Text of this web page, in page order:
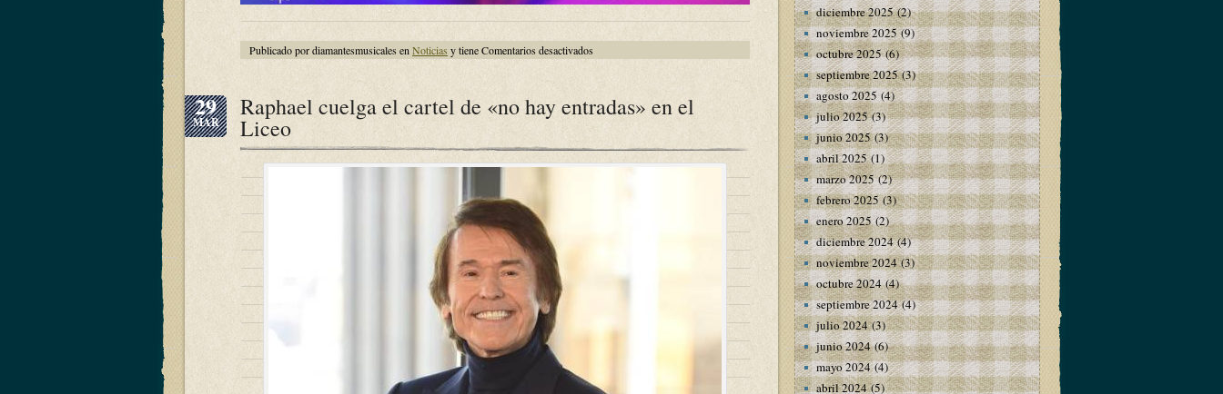
Publicado por diamantesmusicales en Noticias y tieneComentarios desactivados
Hay
Londres
para
Macca
29
MAR
Raphael cuelga el cartel de «no hay entradas» en el
Liceo
diciembre 2025(2)
noviembre 2025(9)
octubre 2025(6)
septiembre 2025(3)
agosto 2025 (4)
julio 2025(3)
junio 2025(3)
abril 2025(1)
marzo 2025(2)
febrero 2025(3)
enero 2025(2)
diciembre 2024(4)
noviembre 2024(3)
octubre 2024(4)
septiembre 2024(4)
julio 2024(3)
junio 2024(6)
mayo 2024(4)
abril 2024(5)